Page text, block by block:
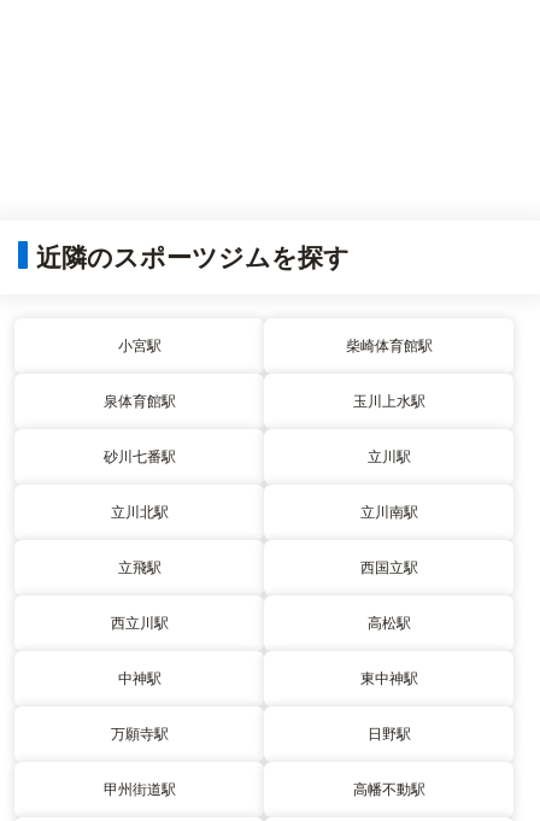
近隣のスポーツジムを探す
小宮駅 柴崎体育館駅
泉体育館駅 玉川上水駅
砂川七番駅 立川駅
立川北駅 立川南駅
立飛駅 西国立駅
西立川駅 高松駅
中神駅 東中神駅
万願寺駅 日野駅
甲州街道駅 高幡不動駅